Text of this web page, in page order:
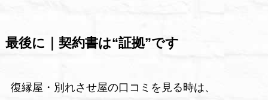
最後に｜契約書は“証拠”です
復縁屋・別れさせ屋の口コミを見る時は、